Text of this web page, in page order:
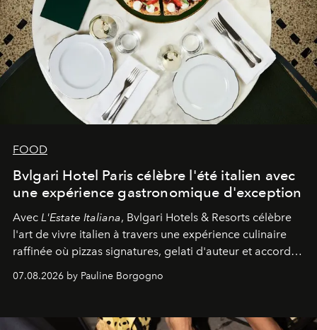
FOOD
Bvlgari Hotel Paris célèbre l'été italien avec
une expérience gastronomique d'exception
Avec L'Estate Italiana, Bvlgari Hotels & Resorts célèbre
l'art de vivre italien à travers une expérience culinaire
raffinée où pizzas signatures, gelati d'auteur et accords
07.08.2026 by Pauline Borgogno